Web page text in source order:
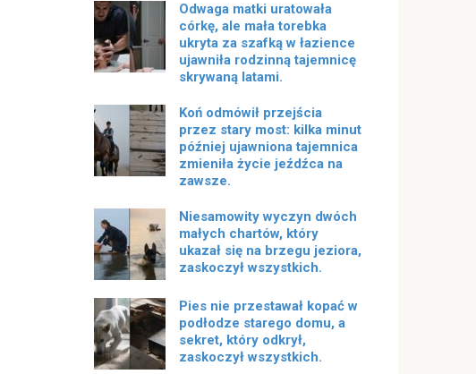
Odwaga matki uratowała
córkę, ale mała torebka
ukryta za szafką w łazience
ujawniła rodzinną tajemnicę
skrywaną latami.
Koń odmówił przejścia
przez stary most: kilka minut
później ujawniona tajemnica
zmieniła życie jeźdźca na
zawsze.
Niesamowity wyczyn dwóch
małych chartów, który
ukazał się na brzegu jeziora,
zaskoczył wszystkich.
Pies nie przestawał kopać w
podłodze starego domu, a
sekret, który odkrył,
zaskoczył wszystkich.